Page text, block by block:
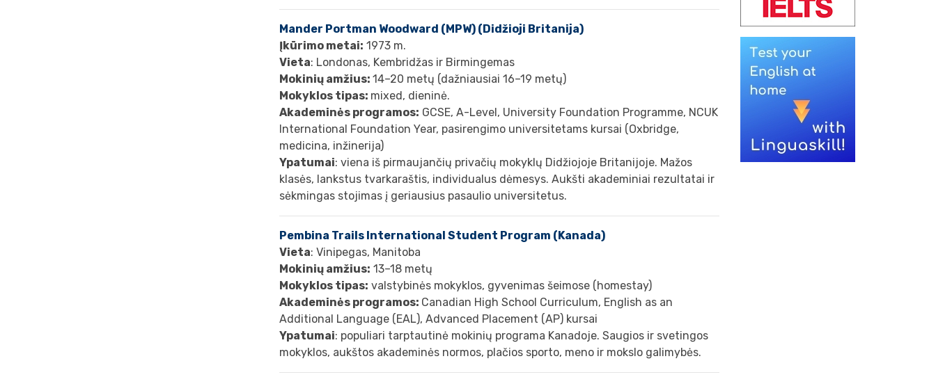
Mander Portman Woodward (MPW) (Didžioji Britanija)
Įkūrimo metai: 1973 m.
Vieta: Londonas, Kembridžas ir Birmingemas
Mokinių amžius:14–20 metų (dažniausiai 16–19 metų)
Mokyklos tipas: mixed, dieninė.
Akademinės programos: GCSE, A-Level, University Foundation Programme, NCUK
International Foundation Year, pasirengimo universitetams kursai (Oxbridge,
medicina, inžinerija)
Ypatumai: viena iš pirmaujančių privačių mokyklų Didžiojoje Britanijoje. Mažos
klasės, lankstus tvarkaraštis, individualus dėmesys. Aukšti akademiniai rezultatai ir
sėkmingas stojimas į geriausius pasaulio universitetus.
Pembina Trails International Student Program (Kanada)
Vieta: Vinipegas, Manitoba
Mokinių amžius: 13–18 metų
Mokyklos tipas: valstybinės mokyklos, gyvenimas šeimose (homestay)
Akademinės programos: Canadian High School Curriculum, English as an
Additional Language (EAL), Advanced Placement (AP) kursai
Ypatumai: populiari tarptautinė mokinių programa Kanadoje. Saugios ir svetingos
mokyklos, aukštos akademinės normos, plačios sporto, meno ir mokslo galimybės.